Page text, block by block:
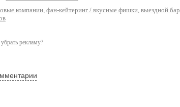
компании, фан-кейтеринг / вкусные фишки, выездной бар
рекламу?